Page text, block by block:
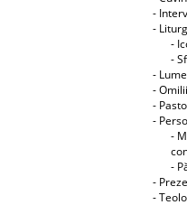
-
-
-
-
-
- Omilii
-
-
-
-
-
-